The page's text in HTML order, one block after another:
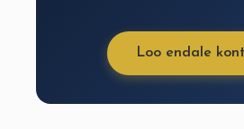
Loo endale